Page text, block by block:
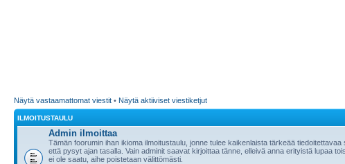
Näytä vastaamattomat viestit • Näytä aktiiviset viestiketjut
ILMOITUSTAULU
Admin ilmoittaa
Tämän foorumin ihan ikioma ilmoitustaulu, jonne tulee kaikenlaista tärkeää tiedoitettavaa
että pysyt ajan tasalla. Vain adminit saavat kirjoittaa tänne, elleivä anna erityistä lupaa
ei ole saatu, aihe poistetaan välittömästi.